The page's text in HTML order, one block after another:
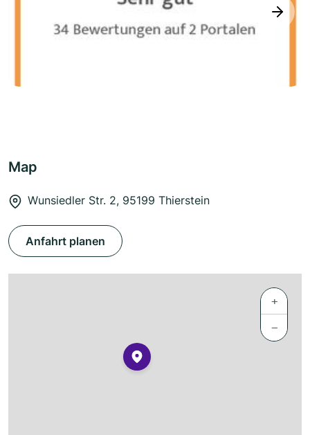
next
Map
Wunsiedler Str. 2, 95199 Thierstein
Anfahrt planen
+
−